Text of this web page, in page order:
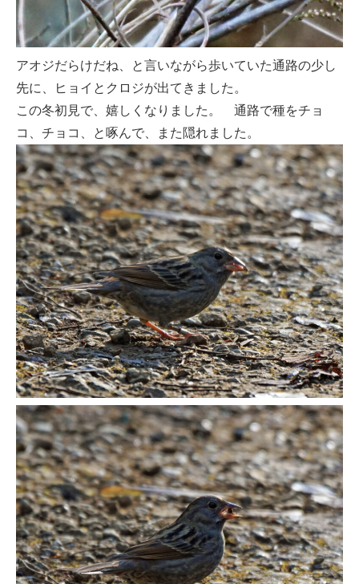
アオジだらけだね、と言いながら歩いていた通路の少し
先に、ヒョイとクロジが出てきました。
この冬初見で、嬉しくなりました。 通路で種をチョ
コ、チョコ、と啄んで、また隠れました。